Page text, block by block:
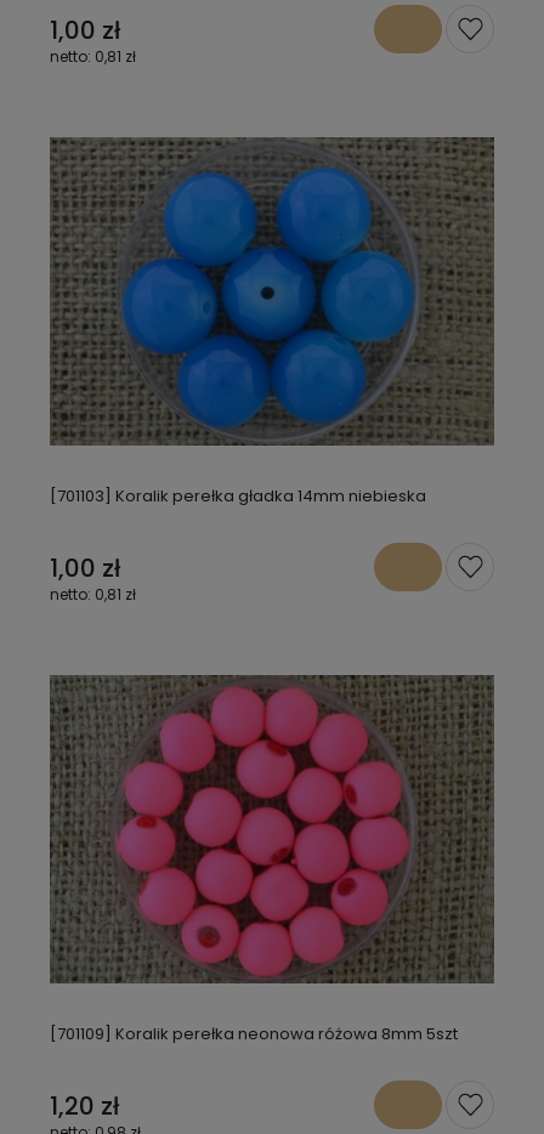
1,00 zł
0,81 zł
[701103] Koralik perełka gładka 14mm niebieska
1,00 zł
0,81 zł
[701109] Koralik perełka neonowa różowa 8mm 5szt
1,20 zł